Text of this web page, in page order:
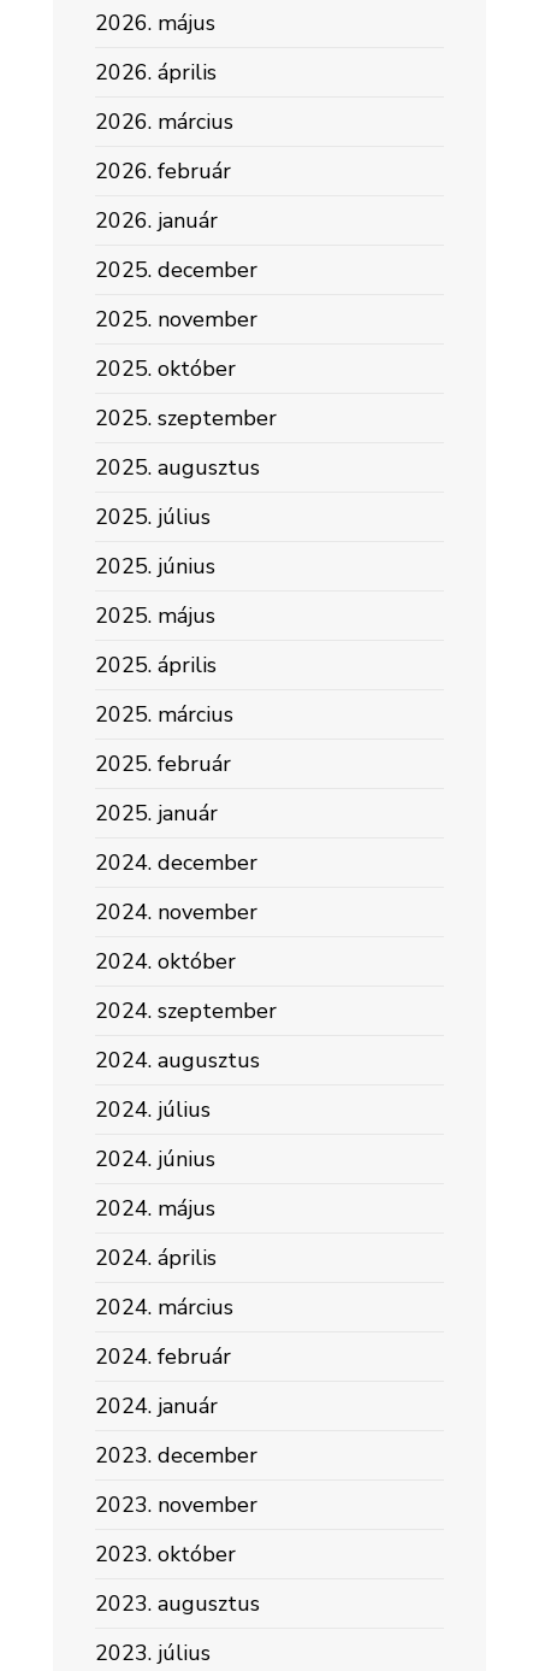
2026. május
2026. április
2026. március
2026. február
2026. január
2025. december
2025. november
2025. október
2025. szeptember
2025. augusztus
2025. július
2025. június
2025. május
2025. április
2025. március
2025. február
2025. január
2024. december
2024. november
2024. október
2024. szeptember
2024. augusztus
2024. július
2024. június
2024. május
2024. április
2024. március
2024. február
2024. január
2023. december
2023. november
2023. október
2023. augusztus
2023. július